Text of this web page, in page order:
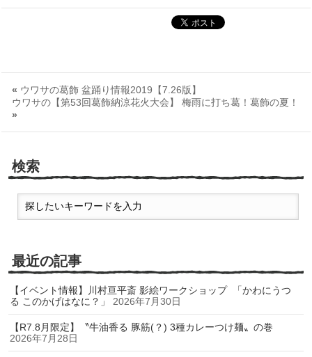
« ウワサの葛飾 盆踊り情報2019【7.26版】
ウワサの【第53回葛飾納涼花火大会】 梅雨に打ち葛！葛飾の夏！
»
検索
最近の記事
【イベント情報】川村亘平斎 影絵ワークショップ 「かわにうつ
る このかげはなに？」
2026年7月30日
【R7.8月限定】〝牛油香る 豚筋(？) 3種カレーつけ麺〟の巻
2026年7月28日